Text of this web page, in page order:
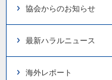
協会からのお知らせ
最新ハラルニュース
海外レポート